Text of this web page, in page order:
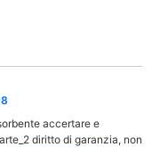
accertare e
diritto di garanzia, non